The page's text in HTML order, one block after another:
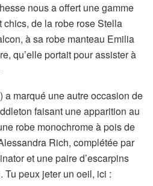
nous a offert une gamme
chics, de la robe rose Stella
à sa robe manteau Emilia
qu’elle portait pour assister à
a marqué une autre occasion de
faisant une apparition au
robe monochrome à pois de
Rich, complétée par
et une paire d’escarpins
Tu peux jeter un oeil, ici :